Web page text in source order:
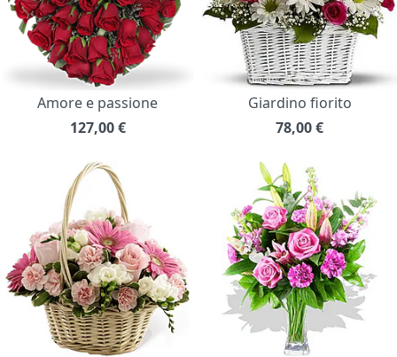
Amore e passione
127,00 €
Giardino fiorito
78,00€